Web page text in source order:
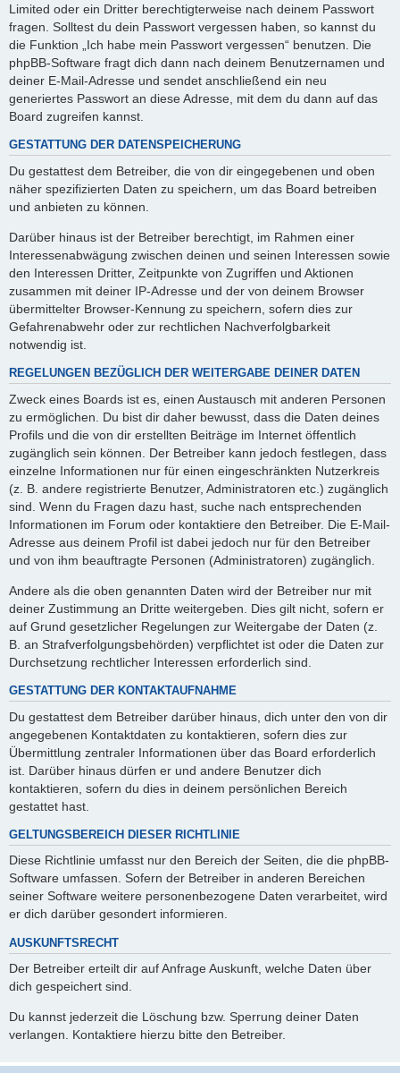
Limited oder ein Dritter berechtigterweise nach deinem Passwort
fragen. Solltest du dein Passwort vergessen haben, so kannst du
die Funktion „Ich habe mein Passwort vergessen“ benutzen. Die
phpBB-Software fragt dich dann nach deinem Benutzernamen und
deiner E-Mail-Adresse und sendet anschließend ein neu
generiertes Passwort an diese Adresse, mit dem du dann auf das
Board zugreifen kannst.
GESTATTUNG DER DATENSPEICHERUNG
Du gestattest dem Betreiber, die von dir eingegebenen und oben
näher spezifizierten Daten zu speichern, um das Board betreiben
und anbieten zu können.
Darüber hinaus ist der Betreiber berechtigt, im Rahmen einer
Interessenabwägung zwischen deinen und seinen Interessen sowie
den Interessen Dritter, Zeitpunkte von Zugriffen und Aktionen
zusammen mit deiner IP-Adresse und der von deinem Browser
übermittelter Browser-Kennung zu speichern, sofern dies zur
Gefahrenabwehr oder zur rechtlichen Nachverfolgbarkeit
notwendig ist.
REGELUNGEN BEZÜGLICH DER WEITERGABE DEINER DATEN
Zweck eines Boards ist es, einen Austausch mit anderen Personen
zu ermöglichen. Du bist dir daher bewusst, dass die Daten deines
Profils und die von dir erstellten Beiträge im Internet öffentlich
zugänglich sein können. Der Betreiber kann jedoch festlegen, dass
einzelne Informationen nur für einen eingeschränkten Nutzerkreis
(z. B. andere registrierte Benutzer, Administratoren etc.) zugänglich
sind. Wenn du Fragen dazu hast, suche nach entsprechenden
Informationen im Forum oder kontaktiere den Betreiber. Die E-Mail-
Adresse aus deinem Profil ist dabei jedoch nur für den Betreiber
und von ihm beauftragte Personen (Administratoren) zugänglich.
Andere als die oben genannten Daten wird der Betreiber nur mit
deiner Zustimmung an Dritte weitergeben. Dies gilt nicht, sofern er
auf Grund gesetzlicher Regelungen zur Weitergabe der Daten (z.
B. an Strafverfolgungsbehörden) verpflichtet ist oder die Daten zur
Durchsetzung rechtlicher Interessen erforderlich sind.
GESTATTUNG DER KONTAKTAUFNAHME
Du gestattest dem Betreiber darüber hinaus, dich unter den von dir
angegebenen Kontaktdaten zu kontaktieren, sofern dies zur
Übermittlung zentraler Informationen über das Board erforderlich
ist. Darüber hinaus dürfen er und andere Benutzer dich
kontaktieren, sofern du dies in deinem persönlichen Bereich
gestattet hast.
GELTUNGSBEREICH DIESER RICHTLINIE
Diese Richtlinie umfasst nur den Bereich der Seiten, die die phpBB-
Software umfassen. Sofern der Betreiber in anderen Bereichen
seiner Software weitere personenbezogene Daten verarbeitet, wird
er dich darüber gesondert informieren.
AUSKUNFTSRECHT
Der Betreiber erteilt dir auf Anfrage Auskunft, welche Daten über
dich gespeichert sind.
Du kannst jederzeit die Löschung bzw. Sperrung deiner Daten
verlangen. Kontaktiere hierzu bitte den Betreiber.